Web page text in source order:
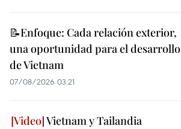
📝Enfoque: Cada relación exterior,
una oportunidad para el desarrollo
de Vietnam
07/08/2026 03:21
Vietnam y Tailandia